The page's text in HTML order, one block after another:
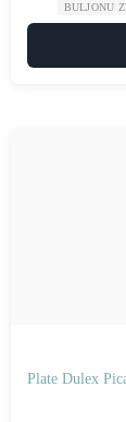
BULJONU
Plate Dulex